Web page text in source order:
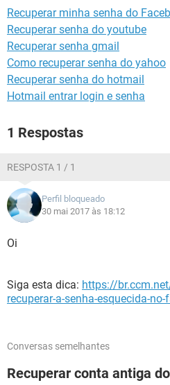
Recuperar minha senha do
Recuperar senha do youtube
Recuperar senha gmail
Como recuperar senha do yahoo
Recuperar senha do hotmail
Hotmail entrar login e senha
1 Respostas
RESPOSTA 1 / 1
Perfil bloqueado
30 mai 2017 às 18:12
Oi
Siga esta dica: https://
recuperar-a-senha-esquecida-
Conversas semelhantes
Recuperar conta antiga